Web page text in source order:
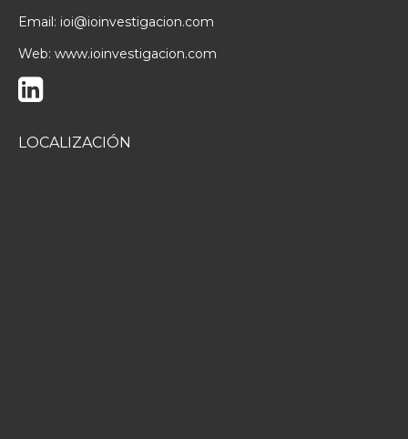
Email: ioi@ioinvestigacion.com
Web: www.ioinvestigacion.com
LOCALIZACIÓN